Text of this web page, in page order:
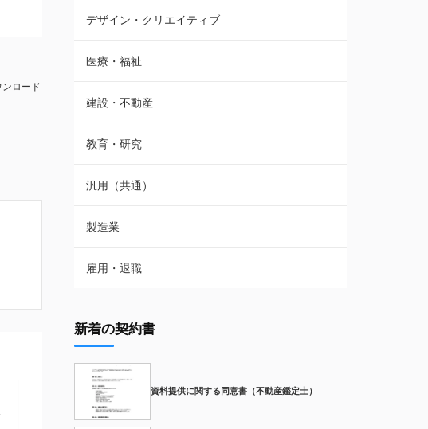
ロード
デザイン・クリエイティブ
医療・福祉
建設・不動産
教育・研究
汎用（共通）
製造業
雇用・退職
新着の契約書
資料提供に関する同意書（不動産鑑定士）